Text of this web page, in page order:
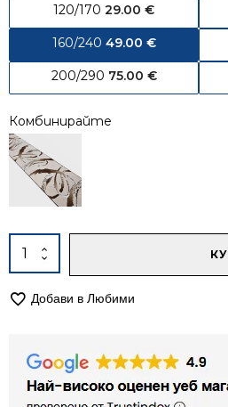
120/170 29.00 €
160/240 49.00 €
200/290 75.00 €
Комбинирайте
количество
за
160/240
2436
бежов
Добави в Любими